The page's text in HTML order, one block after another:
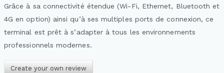
Grâce à sa connectivité étendue (Wi-Fi, Ethernet, Bluetooth et
4G en option) ainsi qu’à ses multiples ports de connexion, ce
terminal est prêt à s’adapter à tous les environnements
professionnels modernes.
Create your own review